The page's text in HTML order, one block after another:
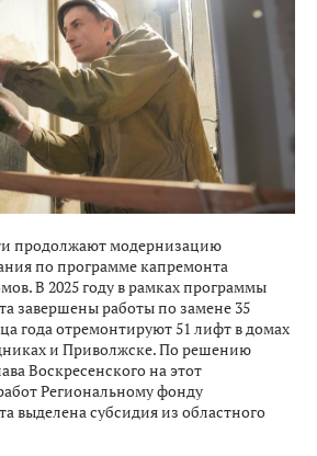
продолжают модернизацию
по программе капремонта
В 2025 году в рамках программы
завершены работы по замене 35
года отремонтируют 51 лифт в домах
и Приволжске. По решению
Воскресенского на этот
Региональному фонду
выделена субсидия из областного